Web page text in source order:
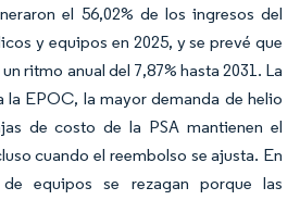
el 56,02% de los ingresos del
y equipos en 2025, y se prevé que
ritmo anual del 7,87% hasta 2031. La
la EPOC, la mayor demanda de helio
de costo de la PSA mantienen el
cuando el reembolso se ajusta. En
equipos se rezagan porque las